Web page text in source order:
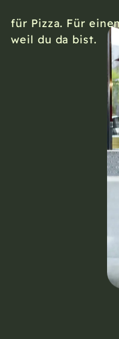
für Pizza. Für
weil du da bist.